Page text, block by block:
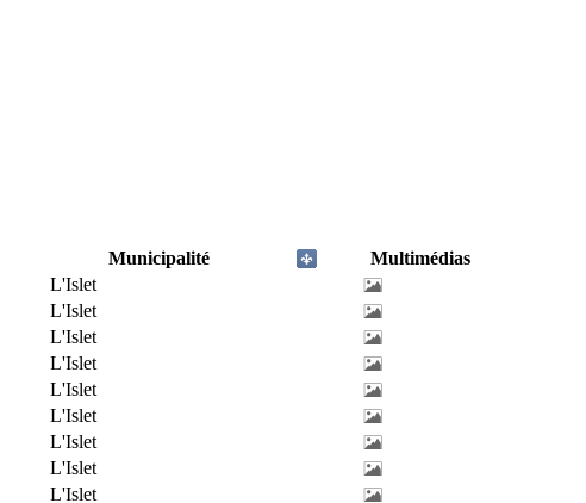
Municipalité
Multimédias
L'Islet
L'Islet
L'Islet
L'Islet
L'Islet
L'Islet
L'Islet
L'Islet
L'Islet